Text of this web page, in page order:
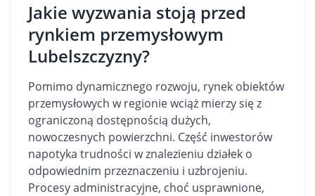
Jakie wyzwania stoją przed
rynkiem przemysłowym
Lubelszczyzny?
Pomimo dynamicznego rozwoju, rynek obiektów
przemysłowych w regionie wciąż mierzy się z
ograniczoną dostępnością dużych,
nowoczesnych powierzchni. Część inwestorów
napotyka trudności w znalezieniu działek o
odpowiednim przeznaczeniu i uzbrojeniu.
Procesy administracyjne, choć usprawnione,